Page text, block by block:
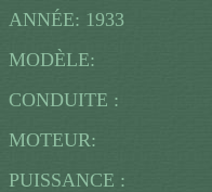
ANNÉE: 1933
MODÈLE:
CONDUITE :
MOTEUR:
PUISSANCE :